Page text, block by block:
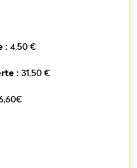
:4,50 €
:31,50 €